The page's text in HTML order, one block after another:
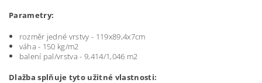
Parametry:
rozměr jedné vrstvy - 119x89,4x7cm
váha - 150 kg/m2
balení pal/vrstva - 9,414/1,046 m2
Dlažba splňuje tyto užitné vlastnosti: